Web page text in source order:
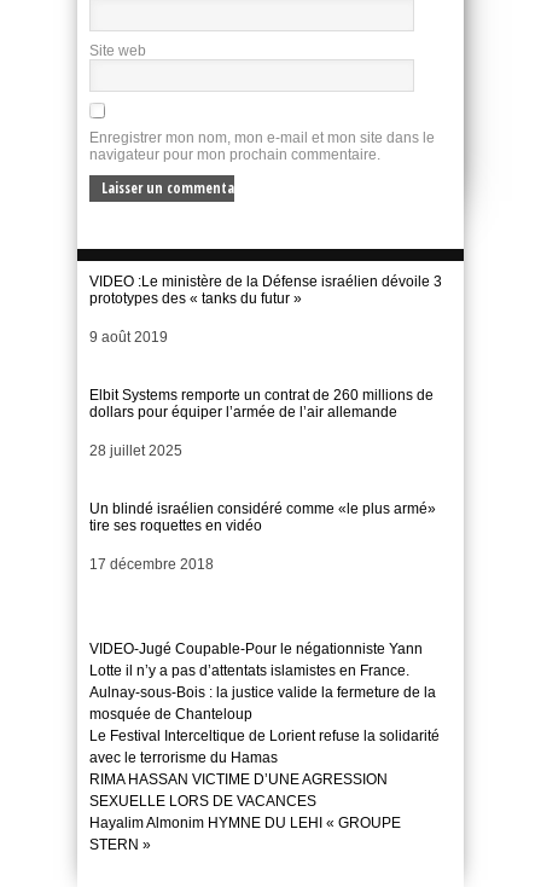
Site web
Enregistrer mon nom, mon e-mail et mon site dans le
navigateur pour mon prochain commentaire.
VIDEO :Le ministère de la Défense israélien dévoile 3
prototypes des « tanks du futur »
Date
9 août 2019
Elbit Systems remporte un contrat de 260 millions de
dollars pour équiper l’armée de l’air allemande
Date
28 juillet 2025
Un blindé israélien considéré comme «le plus armé»
tire ses roquettes en vidéo
Date
17 décembre 2018
VIDEO-Jugé Coupable-Pour le négationniste Yann
Lotte il n’y a pas d’attentats islamistes en France.
Aulnay-sous-Bois : la justice valide la fermeture de la
mosquée de Chanteloup
Le Festival Interceltique de Lorient refuse la solidarité
avec le terrorisme du Hamas
RIMA HASSAN VICTIME D’UNE AGRESSION
SEXUELLE LORS DE VACANCES
Hayalim Almonim HYMNE DU LEHI « GROUPE
STERN »